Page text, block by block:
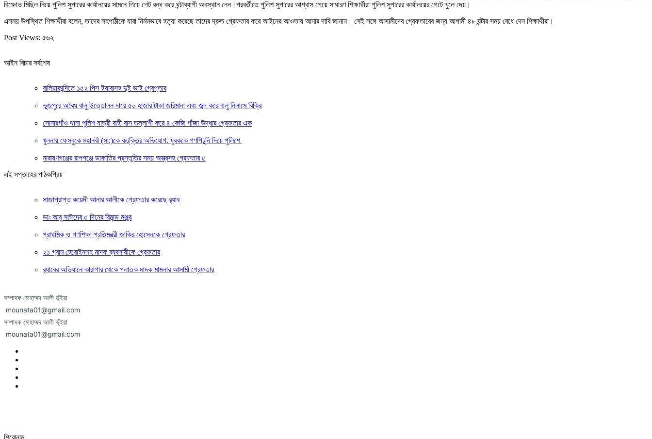
বিক্ষোভ মিছিল নিয়ে পুলিশ সুপারের কার্যালয়ের সামনে গিয়ে গেট বন্ধ করে ঘন্টাব্যাপী অবস্থান নেন।পরবর্তীতে পুলিশ সুপারের আশ্বাস পেয়ে সাধারণ শিক্ষার্থীরা পুলিশ সুপারের কার্যালয়ের গেটে খুলে দেয়।
এসময় উপস্থিত শিক্ষার্থীরা বলেন, তাদের সহপাঠীকে যারা নির্মমভাবে হত্যা করেছে তাদের দ্রুত গ্রেফতার করে আইনের আওতায় আনার দাবি জানান। সেই সঙ্গে আসামীদের গ্রেফতারের জন্য আগামী ৪৮ ঘন্টার সময় বেধে দেন শিক্ষার্থীরা।
Post Views: ৫৬২
আইন বিচার সর্বশেষ
বালিয়াকান্দিতে ১৫২ পিস ইয়াবাসহ দুই ভাই গ্রেপ্তার
ভুজপুরে অবৈধ বালু উত্তোলন দায়ে ৫০ হাজার টাকা জরিমানা এবং জব্দ করে বালু নিলামে বিক্রি
সোনারগাঁও থানা পুলিশ যাত্রী বাহী বাস তল্লাশী করে ৪ কেজি গাঁজা উদ্ধার গ্রেফতার এক
খুলনায় ফেসবুকে মহানবী (সা:)কে কটূক্তির অভিযোগ. যুবককে গণপিটুনি দিয়ে পুলিশে
নারায়ণগঞ্জের রূপগঞ্জে ডাকাতির প্রস্তুতির সময় অস্ত্রসহ গ্রেফতার ৫
এই সপ্তাহের পাঠকপ্রিয়
সাজাপ্রাপ্ত কয়েদী আনার আলীকে গ্রেফতার করেছে র‍্যাব
ডাঃ আবু সাঈদের ৫ দিনের রিমান্ড মঞ্জুর
প্রাথমিক ও গণশিক্ষা প্রতিমন্ত্রী জাকির হোসেনকে গ্রেফতার
২১ গ্রাম হেরোইনসহ মাদক ব্যবসায়ীকে গ্রেফতার
র‍্যাবের অভিযানে কারাগার থেকে পলাতক মাদক মামলার আসামী গ্রেফতার
সম্পাদক মোহাম্মদ আলী ভূঁইয়া
mounata01@gmail.com
সম্পাদক মোহাম্মদ আলী ভূঁইয়া
mounata01@gmail.com
শিরোনাম